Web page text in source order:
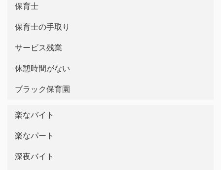
保育士
保育士の手取り
サービス残業
休憩時間がない
ブラック保育園
楽なバイト
楽なパート
深夜バイト